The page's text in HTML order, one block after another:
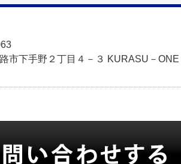
市下手野２丁目４－３ KURASU－ONE